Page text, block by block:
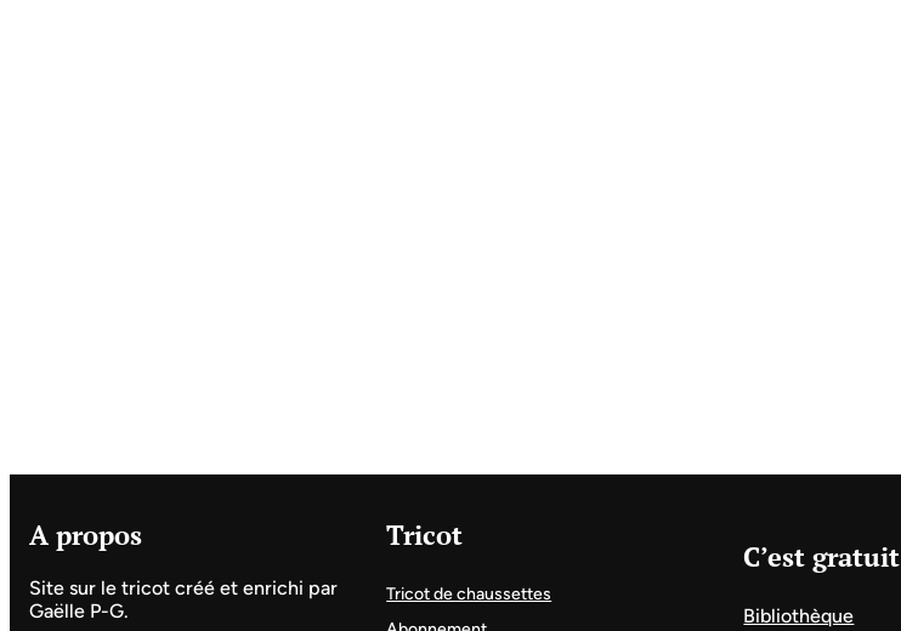
A propos
Site sur le tricot créé et enrichi par
Gaëlle P-G.
Tricot
Tricot de chaussettes
C’est gratuit
Bibliothèque